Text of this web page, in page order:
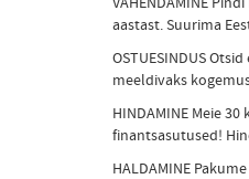
aastast. Suurima
OSTUESINDUS
meeldivaks
HINDAMINE Meie
finantsasutused!
HALDAMINE